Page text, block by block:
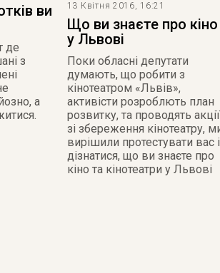
ви
де
з
а
13 Квітня 2016, 16:21
Що ви знаєте про кіно
у Львові
Поки обласні депутати
думають, що робити з
кінотеатром «Львів»,
активісти розроблють план
розвитку, та проводять акції
зі збереження кінотеатру,
вирішили протестувати вас і
дізнатися, що ви знаєте про
кіно та кінотеатри у Львові